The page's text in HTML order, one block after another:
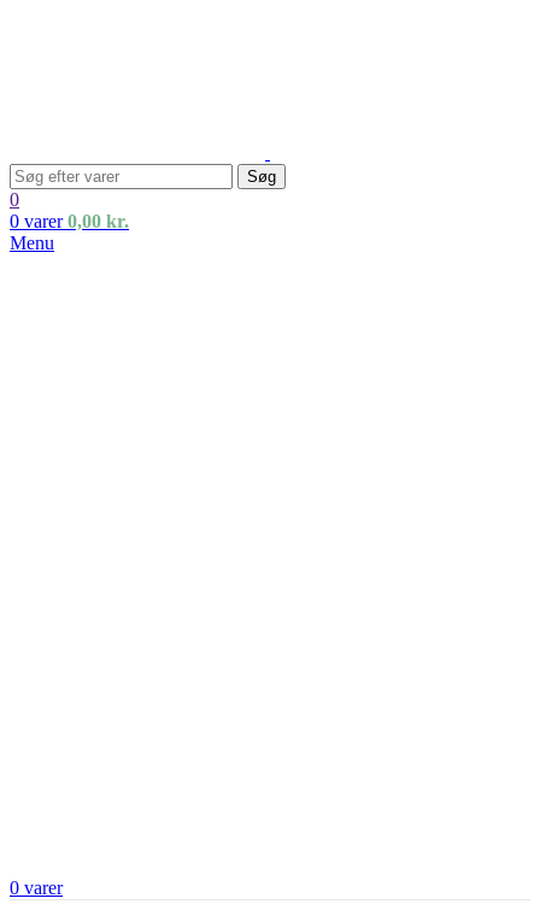
Søg
0
0 varer 0,00 kr.
Menu
0 varer